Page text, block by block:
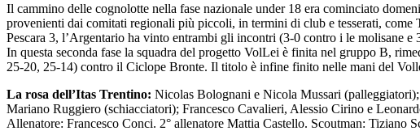
Il cammino delle cognolotte nella fase nazionale under 18 era cominciato
provenienti dai comitati regionali più piccoli, in termini di club e tesserati,
Pescara 3, l’Argentario ha vinto entrambi gli incontri (3-0 contro i le molisane
In questa seconda fase la squadra del progetto VolLei è finita nel gruppo B,
25-20, 25-14) contro il Ciclope Bronte. Il titolo è infine finito nelle mani del
La rosa dell’Itas Trentino: Nicolas Bolognani e Nicola Mussari
Mariano Ruggiero (schiacciatori); Francesco Cavalieri, Alessio Cirino e
Allenatore: Francesco Conci. 2° allenatore Mattia Castello. Scoutman: Tiziano